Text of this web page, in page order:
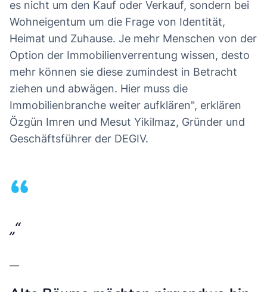
es nicht um den Kauf oder Verkauf, sondern bei
Wohneigentum um die Frage von Identität,
Heimat und Zuhause. Je mehr Menschen von der
Option der Immobilienverrentung wissen, desto
mehr können sie diese zumindest in Betracht
ziehen und abwägen. Hier muss die
Immobilienbranche weiter aufklären", erklären
Özgün Imren und Mesut Yikilmaz, Gründer und
Geschäftsführer der DEGIV.
“
„“
—